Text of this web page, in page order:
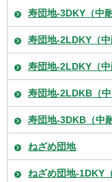
寿団地-3DKY（中耐
寿団地-2LDKY（中
寿団地-2LDKY（中
寿団地-2LDKB（中
寿団地-3DKB（中耐
ねざめ団地
ねざめ団地-1DKY